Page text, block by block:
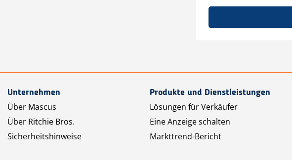
Unternehmen
Über Mascus
Über Ritchie Bros.
Sicherheitshinweise
Produkte und Dienstleistungen
Lösungen für Verkäufer
Eine Anzeige schalten
Markttrend-Bericht